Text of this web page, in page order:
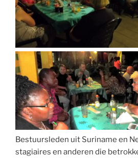
Bestuursleden uit Suriname en
stagiaires en anderen die